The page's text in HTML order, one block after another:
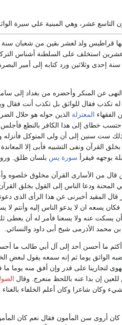
التاسع عشر، وهي المبنية علي سيرة
قراطيس ولد لعشر بقين من شعبان
استخلف على السلطنة أشناس
إحدى وثلاثين ورد كتابه إلى أمير
عن المنكر وأحضره من بغداد إلى
تكذب فقال للواثق بل تكذب أنت فقال
المعتزلة الذين حوله هو حلال
أحتسب خطاى إلى هذا الكافر بالنطع
ست سنين إلى أن ولى المتوكل فأنزله
القرآن ونفى التشبيه فأبى إلا
بوجهه فيقرأ سورة يس بلسان طلق.
قال من الأسارى القرآن مخلوق خلصوه
ودعا الناس إلى القول بخلق
المقيد أخبرنى عن هذا الرأى الذى
يسعه ان لا يدعو الناس إليه وأنتم لا
عنه ولا يسعنا فأمر له أن يعطى
محمد الأذرمى شيخ أبى داود والنسائي.
ما أحسن أحد إلى آل أبي طالب ما
الواثق يوما ثم إنه سمعه يقول لبعض
لتجارينا على قدر وإن أفق منه
إن بدا عنه باللحظ منعرج. وقال
وكان شاعرا وكان أعلم الخلفاء
أروى سن المأمون فقال نعم كان